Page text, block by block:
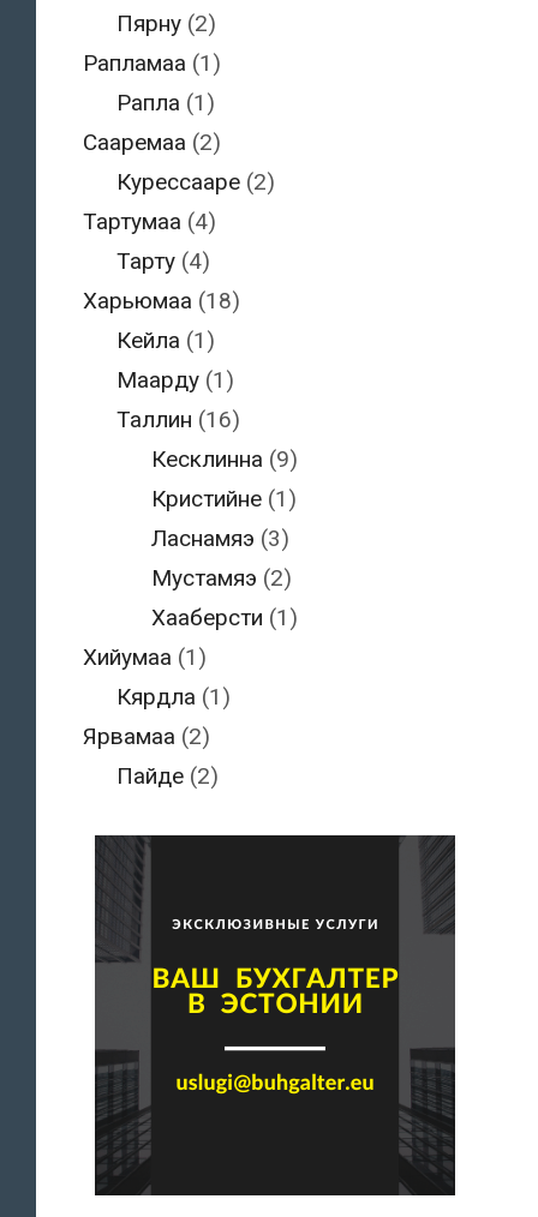
Пярну (2)
Рапламаа (1)
Рапла (1)
Сааремаа (2)
Курессааре (2)
Тартумаа (4)
Тарту (4)
Харьюмаа (18)
Кейла (1)
Маарду (1)
Таллин (16)
Кесклинна (9)
Кристийне(1)
Ласнамяэ (3)
Мустамяэ (2)
Хааберсти (1)
Хийумаа (1)
Кярдла (1)
Ярвамаа (2)
Пайде (2)